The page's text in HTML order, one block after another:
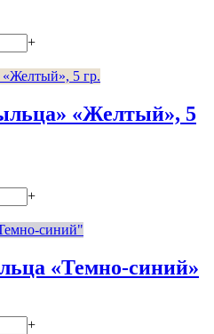
+
«Желтый», 5
+
«Темно-синий»
+